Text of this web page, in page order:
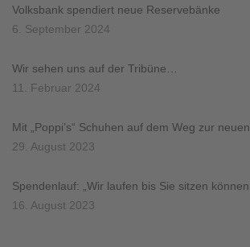
Volksbank spendiert neue Reservebänke
6. September 2024
Wir sehen uns auf der Tribüne…
11. Februar 2024
Mit „Poppi’s“ Schuhen auf dem Weg zur
29. August 2023
Spendenlauf: „Wir laufen bis Sie sitzen
16. August 2023